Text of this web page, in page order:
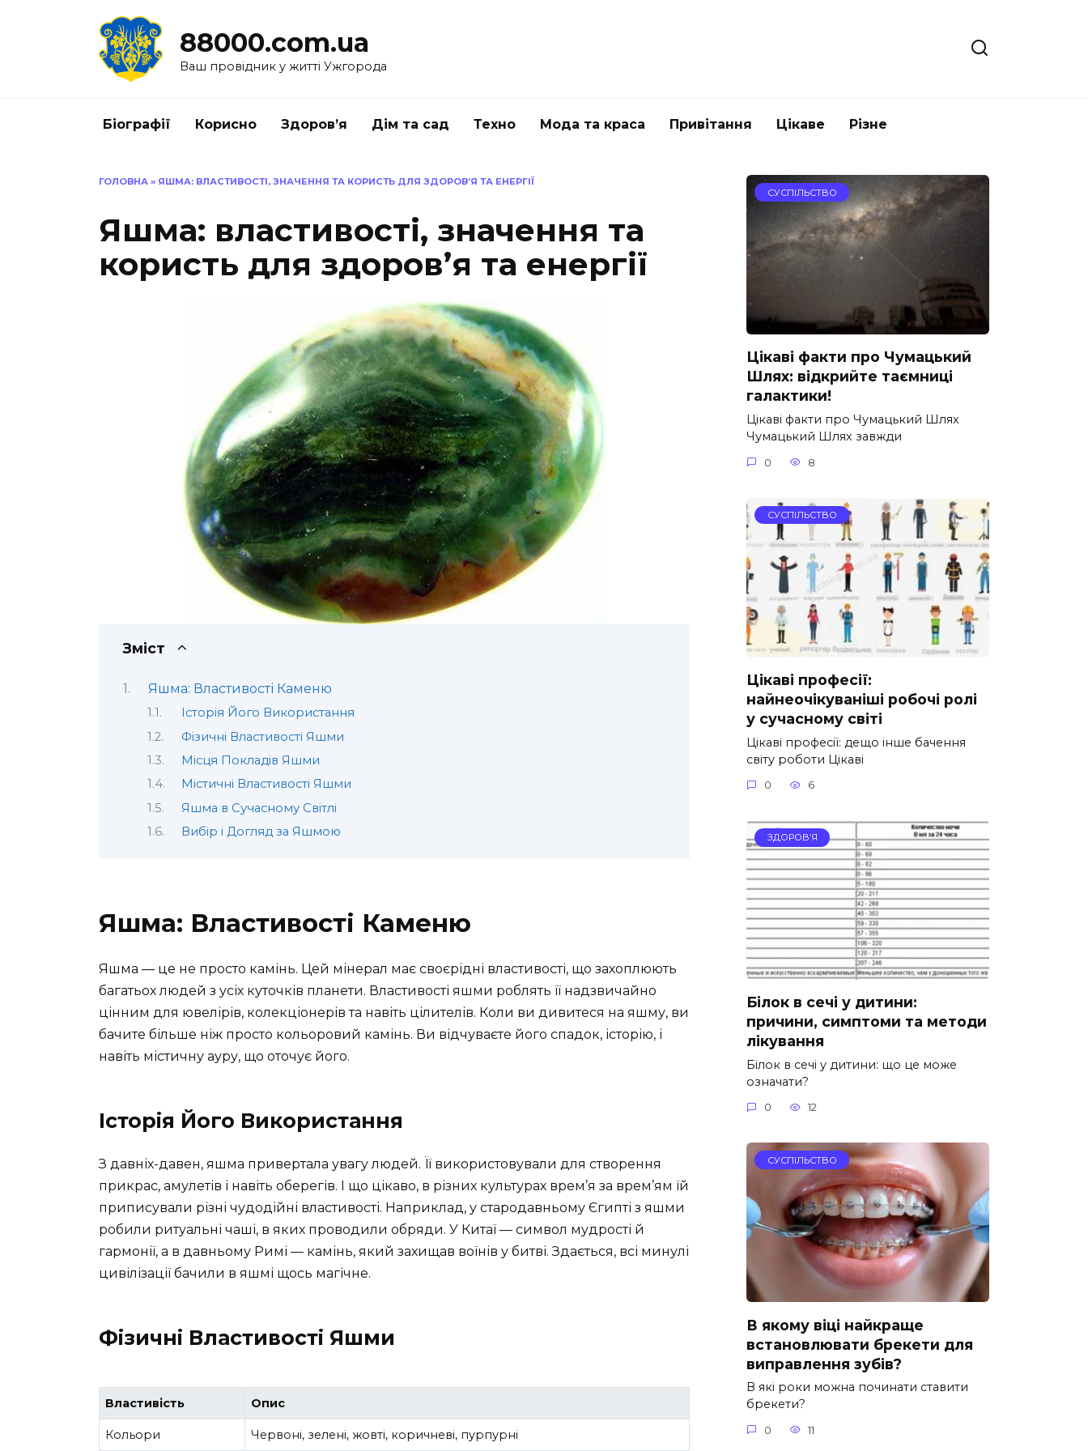
88000.com.ua
Ваш провідник у житті Ужгорода
Біографії Корисно Здоров’я Дім та сад Техно Мода та краса Привітання Цікаве Різне
ГОЛОВНА » ЯШМА: ВЛАСТИВОСТІ, ЗНАЧЕННЯ ТА КОРИСТЬ ДЛЯ ЗДОРОВ’Я ТА ЕНЕРГІЇ
Яшма: властивості, значення та
користь для здоров’я та енергії
Зміст
Яшма: Властивості Каменю
Історія Його Використання
Фізичні Властивості Яшми
Місця Покладів Яшми
Містичні Властивості Яшми
Яшма в Сучасному Світлі
Вибір і Догляд за Яшмою
Яшма: Властивості Каменю
Яшма — це не просто камінь. Цей мінерал має своєрідні властивості, що захоплюють
багатьох людей з усіх куточків планети. Властивості яшми роблять її надзвичайно
цінним для ювелірів, колекціонерів та навіть цілителів. Коли ви дивитеся на яшму, ви
бачите більше ніж просто кольоровий камінь. Ви відчуваєте його спадок, історію, і
навіть містичну ауру, що оточує його.
Історія Його Використання
З давніх-давен, яшма привертала увагу людей. Її використовували для створення
прикрас, амулетів і навіть оберегів. І що цікаво, в різних культурах врем’я за врем’ям їй
приписували різні чудодійні властивості. Наприклад, у стародавньому Єгипті з яшми
робили ритуальні чаші, в яких проводили обряди. У Китаї — символ мудрості й
гармонії, а в давньому Римі — камінь, який захищав воїнів у битві. Здається, всі минулі
цивілізації бачили в яшмі щось магічне.
Фізичні Властивості Яшми
Властивість Опис
Кольори Червоні, зелені, жовті, коричневі, пурпурні
СУСПІЛЬСТВО
Цікаві факти про Чумацький
Шлях: відкрийте таємниці
галактики!
Цікаві факти про Чумацький Шлях
Чумацький Шлях завжди
0 8
СУСПІЛЬСТВО
Цікаві професії:
найнеочікуваніші робочі ролі
у сучасному світі
Цікаві професії: дещо інше бачення
світу роботи Цікаві
0 6
ЗДОРОВ’Я
Білок в сечі у дитини:
причини, симптоми та методи
лікування
Білок в сечі у дитини: що це може
означати?
0 12
СУСПІЛЬСТВО
В якому віці найкраще
встановлювати брекети для
виправлення зубів?
В які роки можна починати ставити
брекети?
0 11